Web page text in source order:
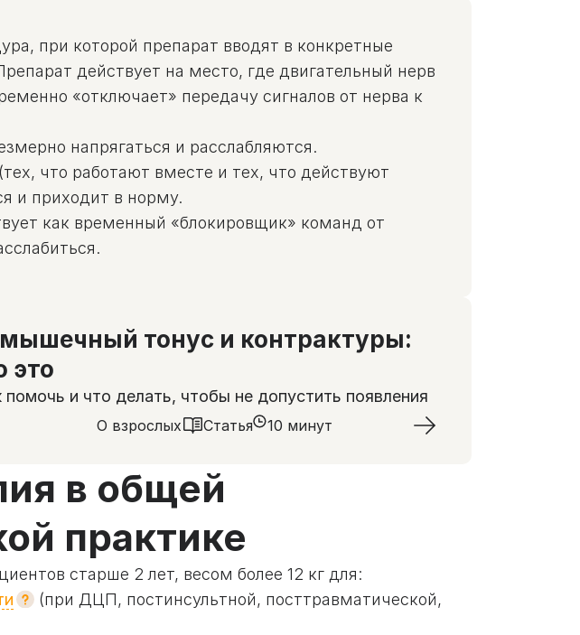
при которой препарат вводят в конкретные
действует на место, где двигательный нерв
«отключает» передачу сигналов от нерва к
напрягаться и расслабляются.
что работают вместе и тех, что действуют
и приходит в норму.
как временный «блокировщик» команд от
тонус и контрактуры:
это
и что делать, чтобы не допустить появления
О взрослых Статья 10 минут
в общей
практике
старше 2 лет, весом более 12 кг для:
(при ДЦП, постинсультной, посттравматической,